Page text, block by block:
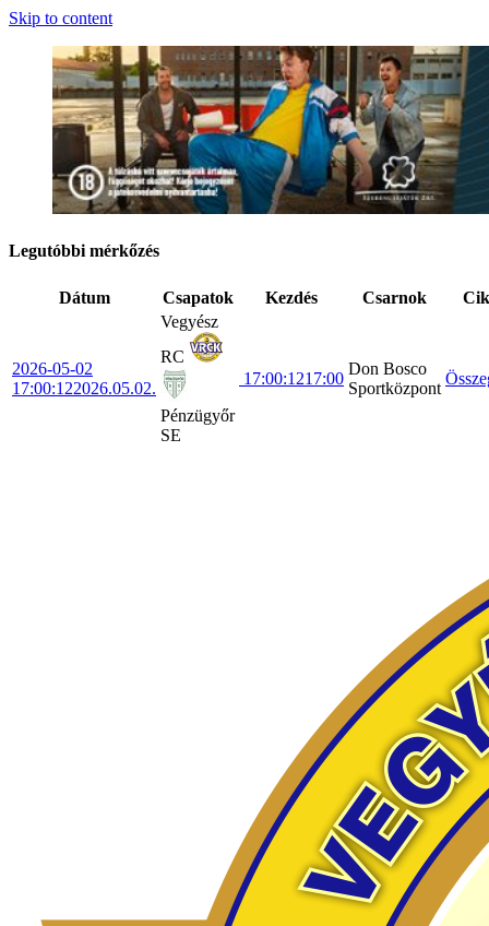
Skip to content
Legutóbbi mérkőzés
Dátum Csapatok Kezdés Csarnok
2026-05-02
17:00:122026.05.02.
Vegyész
RC
Pénzügyőr
SE
17:00:1217:00
Don Bosco
Sportközpont